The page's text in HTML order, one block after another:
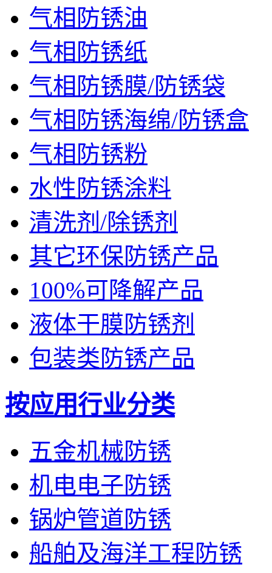
气相防锈油
气相防锈纸
气相防锈膜/防锈袋
气相防锈海绵/防锈盒
气相防锈粉
水性防锈涂料
清洗剂/除锈剂
其它环保防锈产品
100%可降解产品
液体干膜防锈剂
包装类防锈产品
按应用行业分类
五金机械防锈
机电电子防锈
锅炉管道防锈
船舶及海洋工程防锈